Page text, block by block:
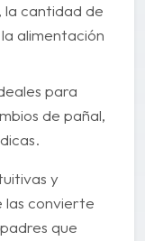
la cantidad de
alimentación
para
de pañal,
y
las convierte
que